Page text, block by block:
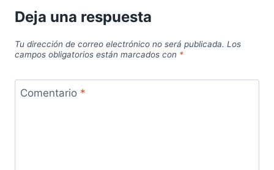
Deja una respuesta
Tu dirección de correo electrónico no será publicada. Los
campos obligatorios están marcados con *
Comentario *